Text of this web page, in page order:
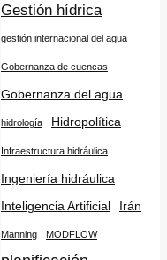
Gestión hídrica
gestión internacional del agua
Gobernanza de cuencas
Gobernanza del agua
hidrología Hidropolítica
Infraestructura hidráulica
Ingeniería hidráulica
Inteligencia Artificial
Irán
Manning MODFLOW